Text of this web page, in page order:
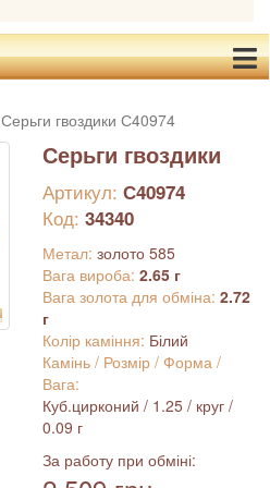
Серьги гвоздики С40974
Серьги гвоздики
Артикул: С40974
Код: 34340
Метал: золото 585
Вага вироба: 2.65 г
Вага золота для обміна: 2.72
г
Колір каміння: Білий
Камінь / Розмір / Форма /
Вага:
Куб.цирконий / 1.25 / круг /
0.09 г
За работу при обміні: